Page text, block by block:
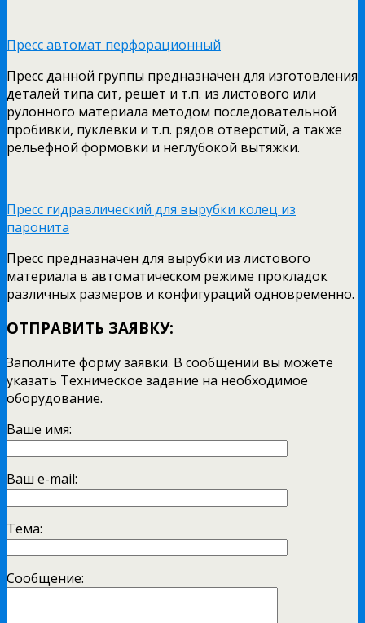
Пресс автомат перфорационный
Пресс данной группы предназначен для изготовления
деталей типа сит, решет и т.п. из листового или
рулонного материала методом последовательной
пробивки, пуклевки и т.п. рядов отверстий, а также
рельефной формовки и неглубокой вытяжки.
Пресс гидравлический для вырубки колец из
паронита
Пресс предназначен для вырубки из листового
материала в автоматическом режиме прокладок
различных размеров и конфигураций одновременно.
ОТПРАВИТЬ ЗАЯВКУ:
Заполните форму заявки. В сообщении вы можете
указать Техническое задание на необходимое
оборудование.
Ваше имя:
Ваш e-mail:
Тема:
Сообщение: